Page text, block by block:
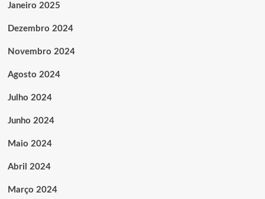
Janeiro 2025
Dezembro 2024
Novembro 2024
Agosto 2024
Julho 2024
Junho 2024
Maio 2024
Abril 2024
Março 2024